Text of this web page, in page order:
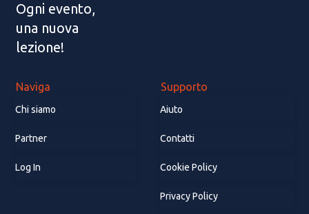
Ogni evento,
una nuova
lezione!
Naviga
Chi siamo
Partner
Log In
Supporto
Aiuto
Contatti
Cookie Policy
Privacy Policy